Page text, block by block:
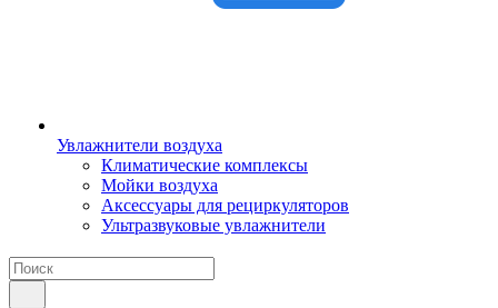
Увлажнители воздуха
Климатические комплексы
Мойки воздуха
Аксессуары для рециркуляторов
Ультразвуковые увлажнители